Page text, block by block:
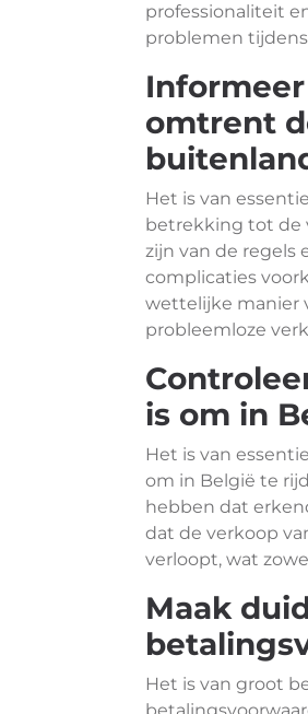
professionaliteit
problemen
omtrent
Het is van
betrekking tot de
zijn van de regels
complicaties
wettelijke manier
probleemloze
is om in
Het is van
om in België te
hebben dat
dat de verkoop
verloopt, wat
Maak
Het is van groot